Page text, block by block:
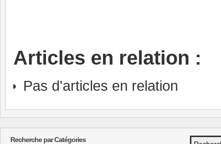
Articles en relation :
Pas d'articles en relation
Recherche par Catégories